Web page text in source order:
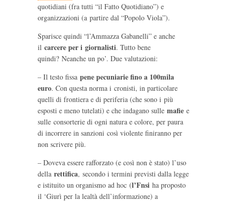
quotidiani (fra tutti “il Fatto Quotidiano”) e
organizzazioni (a partire dal “Popolo Viola”).
Sparisce quindi “l’Ammazza Gabanelli” e anche
il carcere per i giornalisti. Tutto bene
quindi? Neanche un po’. Due valutazioni:
– Il testo fissa pene pecuniarie fino a 100mila
euro. Con questa norma i cronisti, in particolare
quelli di frontiera e di periferia (che sono i più
esposti e meno tutelati) e che indagano sulle mafie e
sulle consorterie di ogni natura e colore, per paura
di incorrere in sanzioni così violente finiranno per
non scrivere più.
– Doveva essere rafforzato (e così non è stato) l’uso
della rettifica, secondo i termini previsti dalla legge
e istituito un organismo ad hoc (l’Fnsi ha proposto
il ‘Giurì per la lealtà dell’informazione) a